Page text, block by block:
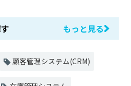
もっと見る
顧客管理システム(CRM)